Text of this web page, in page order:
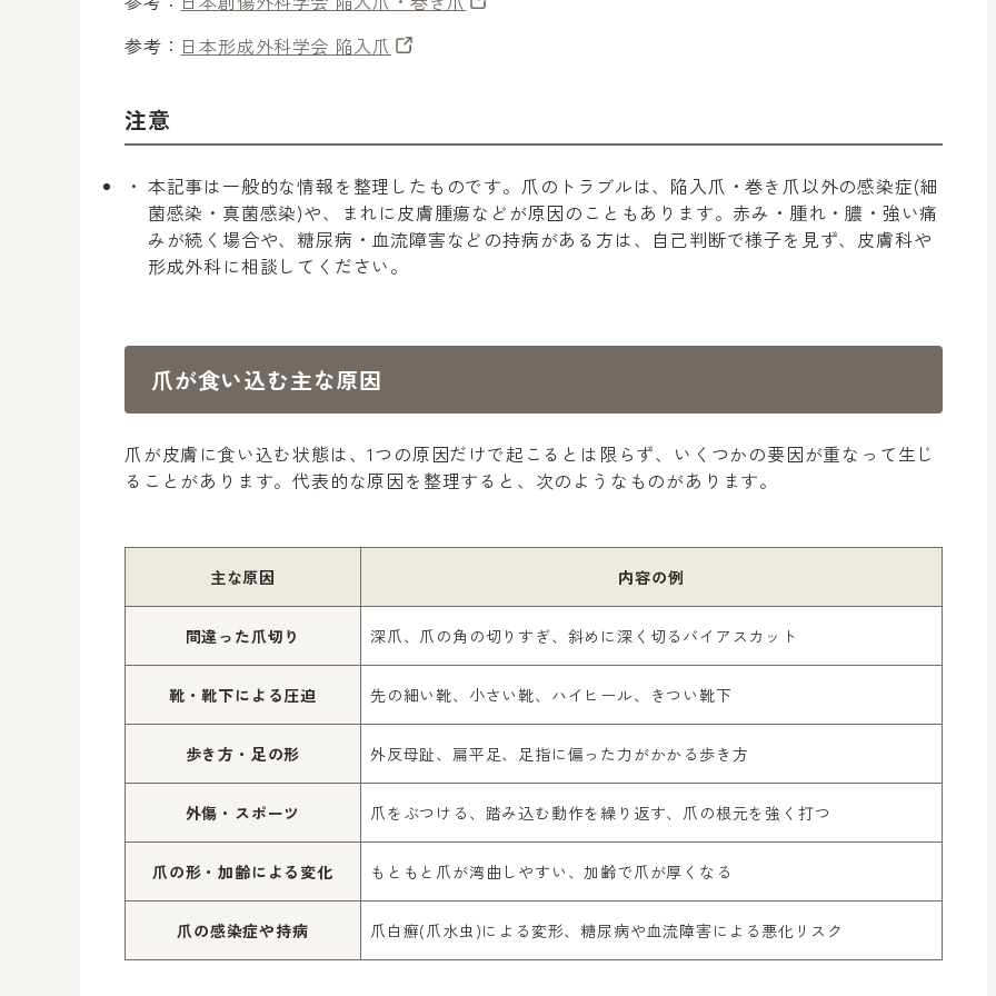
参考： 日本形成外科学会 陥入爪
注意
本記事は一般的な情報を整理したものです。爪のトラブルは、陥入爪・巻き爪以外の感染症(細
菌感染・真菌感染)や、まれに皮膚腫瘍などが原因のこともあります。赤み・腫れ・膿・強い痛
みが続く場合や、糖尿病・血流障害などの持病がある方は、自己判断で様子を見ず、皮膚科や
形成外科に相談してください。
爪が食い込む主な原因
爪が皮膚に食い込む状態は、1つの原因だけで起こるとは限らず、いくつかの要因が重なって生じ
ることがあります。代表的な原因を整理すると、次のようなものがあります。
主な原因 内容の例
間違った爪切り 深爪、爪の角の切りすぎ、斜めに深く切るバイアスカット
靴・靴下による圧迫 先の細い靴、小さい靴、ハイヒール、きつい靴下
歩き方・足の形 外反母趾、扁平足、足指に偏った力がかかる歩き方
外傷・スポーツ 爪をぶつける、踏み込む動作を繰り返す、爪の根元を強く打つ
爪の形・加齢による変化 もともと爪が湾曲しやすい、加齢で爪が厚くなる
爪の感染症や持病 爪白癬(爪水虫)による変形、糖尿病や血流障害による悪化リスク